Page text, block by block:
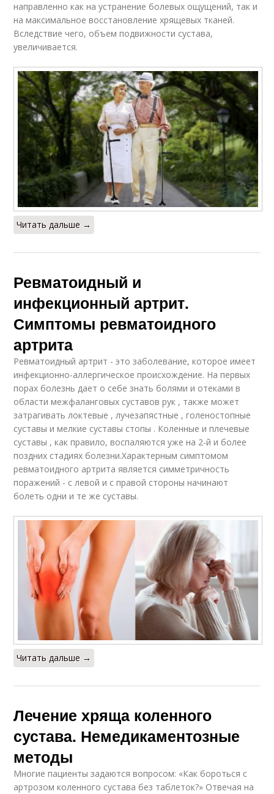
направленно как на устранение болевых ощущений, так и
на максимальное восстановление хрящевых тканей.
Вследствие чего, объем подвижности сустава,
увеличивается.
Читать дальше →
Ревматоидный и
инфекционный артрит.
Симптомы ревматоидного
артрита
Ревматоидный артрит - это заболевание, которое имеет
инфекционно-аллергическое происхождение. На первых
порах болезнь дает о себе знать болями и отеками в
области межфаланговых суставов рук , также может
затрагивать локтевые , лучезапястные , голеностопные
суставы и мелкие суставы стопы . Коленные и плечевые
суставы , как правило, воспаляются уже на 2-й и более
поздних стадиях болезни.Характерным симптомом
ревматоидного артрита является симметричность
поражений - с левой и с правой стороны начинают
болеть одни и те же суставы.
Читать дальше →
Лечение хряща коленного
сустава. Немедикаментозные
методы
Многие пациенты задаются вопросом: «Как бороться с
артрозом коленного сустава без таблеток?» Отвечая на